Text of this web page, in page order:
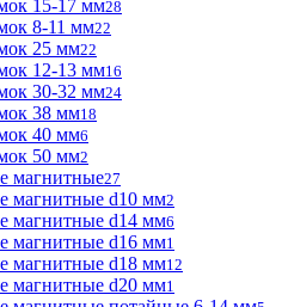
15-17 мм28
8-11 мм22
25 мм22
12-13 мм16
30-32 мм24
38 мм18
40 мм6
50 мм2
магнитные27
магнитные d10 мм2
магнитные d14 мм6
магнитные d16 мм1
магнитные d18 мм12
магнитные d20 мм1